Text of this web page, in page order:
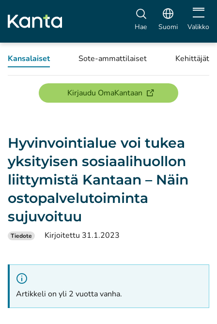
Hae Suomi Avaa
Valikko
Kansalaiset Sote-ammattilaiset Kehittäjät
Kirjaudu OmaKantaan(avautuu uuteen
Hyvinvointialue voi tukea
yksityisen sosiaalihuollon
liittymistä Kantaan – Näin
ostopalvelutoiminta
sujuvoituu
Tiedote Kirjoitettu 31.1.2023
Artikkeli on yli 2 vuotta vanha.